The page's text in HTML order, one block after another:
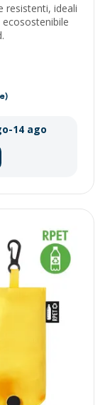
resistenti, ideali
14 ago